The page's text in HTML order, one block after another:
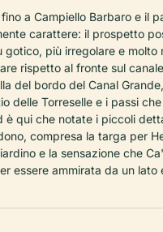
a Campiello Barbaro e il
carattere: il prospetto
gotico, più irregolare e molto
rispetto al fronte sul
del bordo del Canal
delle Torreselle e i passi
è qui che notate i piccoli
compresa la targa per
e la sensazione che
essere ammirata da un lato